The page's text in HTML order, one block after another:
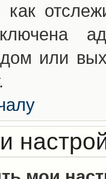
как
или